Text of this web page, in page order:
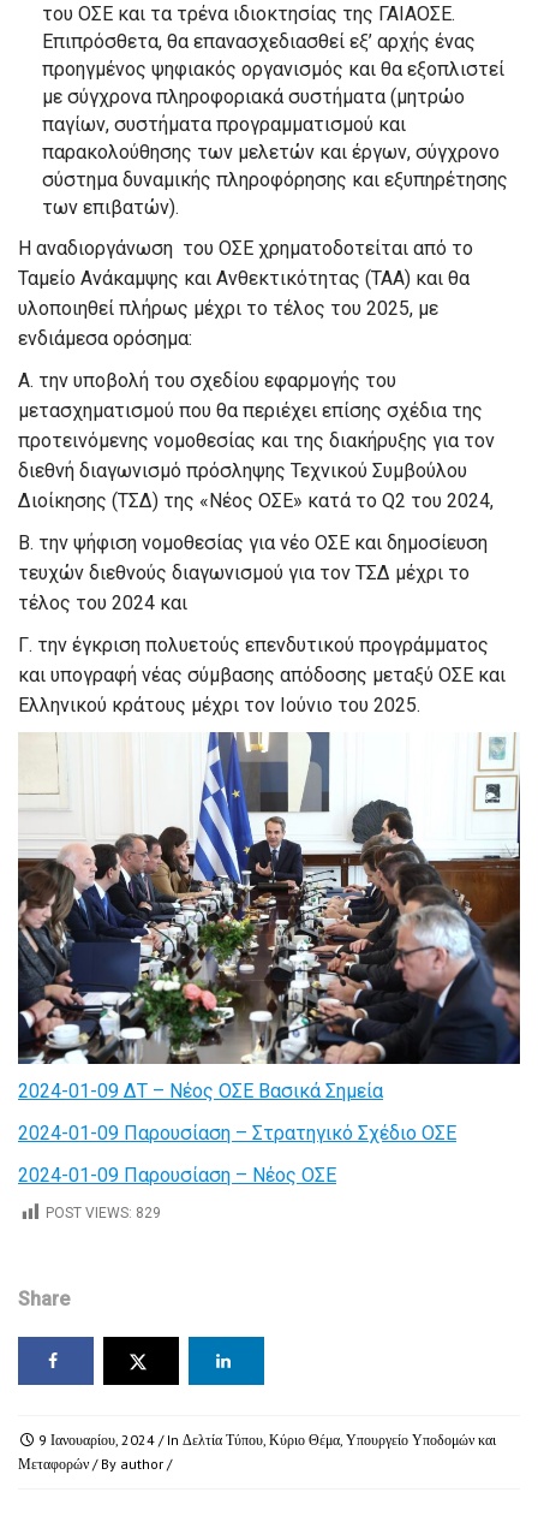
του ΟΣΕ και τα τρένα ιδιοκτησίας της ΓΑΙΑΟΣΕ.
Επιπρόσθετα, θα επανασχεδιασθεί εξ’ αρχής ένας
προηγμένος ψηφιακός οργανισμός και θα εξοπλιστεί
με σύγχρονα πληροφοριακά συστήματα (μητρώο
παγίων, συστήματα προγραμματισμού και
παρακολούθησης των μελετών και έργων, σύγχρονο
σύστημα δυναμικής πληροφόρησης και εξυπηρέτησης
των επιβατών).
Η αναδιοργάνωση του ΟΣΕ χρηματοδοτείται από το
Ταμείο Ανάκαμψης και Ανθεκτικότητας (ΤΑΑ) και θα
υλοποιηθεί πλήρως μέχρι το τέλος του 2025, με
ενδιάμεσα ορόσημα:
Α. την υποβολή του σχεδίου εφαρμογής του
μετασχηματισμού που θα περιέχει επίσης σχέδια της
προτεινόμενης νομοθεσίας και της διακήρυξης για τον
διεθνή διαγωνισμό πρόσληψης Τεχνικού Συμβούλου
Διοίκησης (ΤΣΔ) της «Νέος ΟΣΕ» κατά το Q2 του 2024,
Β. την ψήφιση νομοθεσίας για νέο ΟΣΕ και δημοσίευση
τευχών διεθνούς διαγωνισμού για τον ΤΣΔ μέχρι το
τέλος του 2024 και
Γ. την έγκριση πολυετούς επενδυτικού προγράμματος
και υπογραφή νέας σύμβασης απόδοσης μεταξύ ΟΣΕ και
Ελληνικού κράτους μέχρι τον Ιούνιο του 2025.
2024-01-09 ΔΤ – Νέος ΟΣΕ Βασικά Σημεία
2024-01-09 Παρουσίαση – Στρατηγικό Σχέδιο ΟΣΕ
2024-01-09 Παρουσίαση – Νέος ΟΣΕ
POST VIEWS: 829
Share
9 Ιανουαρίου, 2024 / In Δελτία Τύπου, Κύριο Θέμα, Υπουργείο Υποδομών και
Μεταφορών / By author /